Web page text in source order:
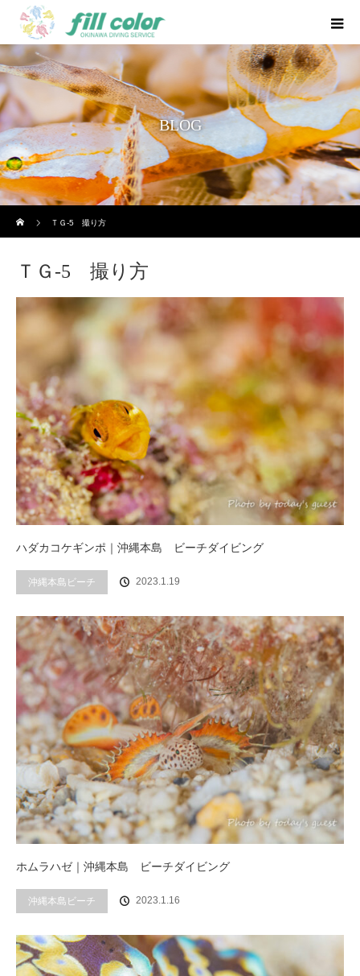
BLOG
ＴＧ-5 撮り方
ＴＧ-5 撮り方
ハダカコケギンポ｜沖縄本島 ビーチダイビング
沖縄本島ビーチ 2023.1.19
ホムラハゼ｜沖縄本島 ビーチダイビング
沖縄本島ビーチ 2023.1.16